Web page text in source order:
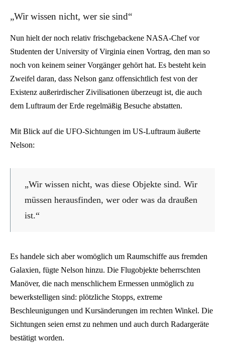
„Wir wissen nicht, wer sie sind“
Nun hielt der noch relativ frischgebackene NASA-Chef vor
Studenten der University of Virginia einen Vortrag, den man so
noch von keinem seiner Vorgänger gehört hat. Es besteht kein
Zweifel daran, dass Nelson ganz offensichtlich fest von der
Existenz außerirdischer Zivilisationen überzeugt ist, die auch
dem Luftraum der Erde regelmäßig Besuche abstatten.
Mit Blick auf die UFO-Sichtungen im US-Luftraum äußerte
Nelson:
„Wir wissen nicht, was diese Objekte sind. Wir
müssen herausfinden, wer oder was da draußen
ist.“
Es handele sich aber womöglich um Raumschiffe aus fremden
Galaxien, fügte Nelson hinzu. Die Flugobjekte beherrschten
Manöver, die nach menschlichem Ermessen unmöglich zu
bewerkstelligen sind: plötzliche Stopps, extreme
Beschleunigungen und Kursänderungen im rechten Winkel. Die
Sichtungen seien ernst zu nehmen und auch durch Radargeräte
bestätigt worden.